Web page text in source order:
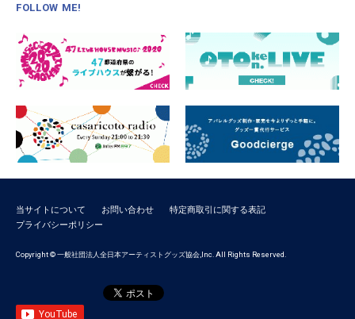
FOLLOW ME!
当サイトについて お問い合わせ
特定商取引に関する表記
プライバシーポリシー
Copyright © 一般社団法人全日本アーティストグッズ協会,Inc. All Rights Reserved.